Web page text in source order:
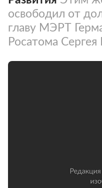
освободил от
главу МЭРТ
Росатома